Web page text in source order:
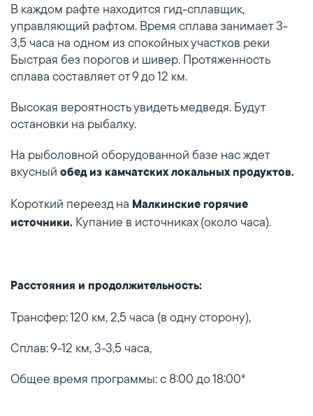
В каждом рафте находится гид-сплавщик,
управляющий рафтом. Время сплава занимает 3-
3,5 часа на одном из спокойных участков реки
Быстрая без порогов и шивер. Протяженность
сплава составляет от 9 до 12 км.
Высокая вероятность увидеть медведя. Будут
остановки на рыбалку.
На рыболовной оборудованной базе нас ждет
вкусный обед из камчатских локальных продуктов.
Короткий переезд на Малкинские горячие
источники. Купание в источниках (около часа).
Расстояния и продолжительность:
Трансфер: 120 км, 2,5 часа (в одну сторону),
Сплав: 9-12 км, 3-3,5 часа,
Общее время программы: с 8:00 до 18:00*